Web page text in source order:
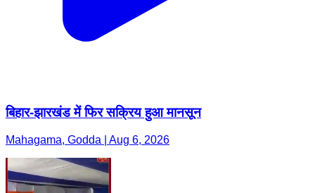
बिहार-झारखंड में फिर सक्रिय हुआ मानसून
Mahagama, Godda | Aug 6, 2026